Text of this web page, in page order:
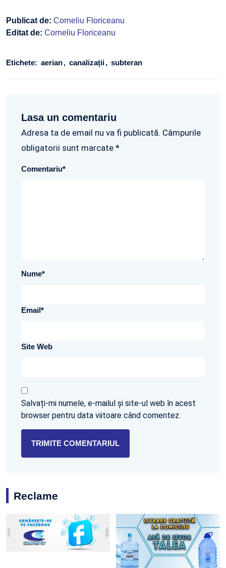
Publicat de: Corneliu Floriceanu
Editat de: Corneliu Floriceanu
Etichete: aerian canalizații subteran
Lasa un comentariu
Adresa ta de email nu va fi publicată. Câmpurile
obligatorii sunt marcate *
Comentariu*
Nume*
Email*
Site Web
Salvați-mi numele, e-mailul și site-ul web în acest
browser pentru data viitoare când comentez.
Reclame